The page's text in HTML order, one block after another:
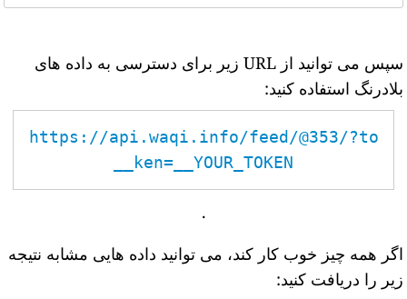
سپس می توانید از URL زیر برای دسترسی به داده های
بلادرنگ استفاده کنید:
https://api.waqi.info/feed/@353/?to
ken=__YOUR_TOKEN__
.
اگر همه چیز خوب کار کند، می توانید داده هایی مشابه نتیجه
زیر را دریافت کنید: